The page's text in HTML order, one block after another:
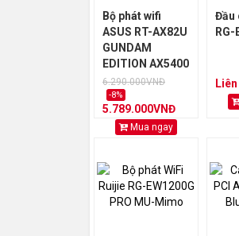
Bộ phát wifi
ASUS RT-AX82U
GUNDAM
EDITION AX5400
6.290.000VNĐ
-8%
5.789.000VNĐ
Mua ngay
Đầu